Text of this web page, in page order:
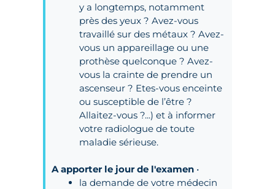
y a longtemps, notamment
près des yeux ? Avez-vous
travaillé sur des métaux ? Avez-
vous un appareillage ou une
prothèse quelconque ? Avez-
vous la crainte de prendre un
ascenseur ? Etes-vous enceinte
ou susceptible de l’être ?
Allaitez-vous ?...) et à informer
votre radiologue de toute
maladie sérieuse.
A apporter le jour de l'examen •
la demande de votre médecin